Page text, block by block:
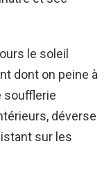
le soleil
dont on peine à
soufflerie
déverse
sur les